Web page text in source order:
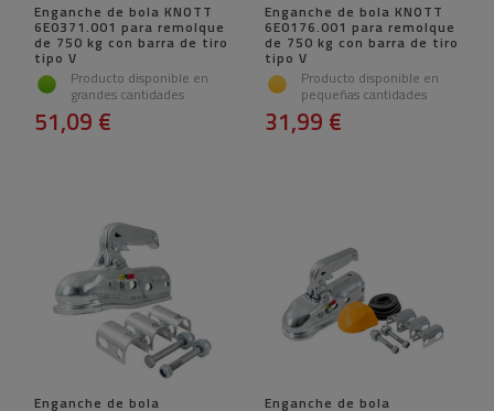
Enganche de bola KNOTT
6E0371.001 para remolque
de 750 kg con barra de tiro
tipo V
Producto disponible en
grandes cantidades
51,09 €
Enganche de bola KNOTT
6E0176.001 para remolque
de 750 kg con barra de tiro
tipo V
Producto disponible en
pequeñas cantidades
31,99 €
Enganche de bola Enganche de bola